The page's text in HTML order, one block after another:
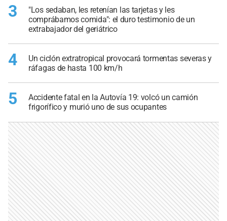
3
"Los sedaban, les retenían las tarjetas y les
comprábamos comida": el duro testimonio de un
extrabajador del geriátrico
4
Un ciclón extratropical provocará tormentas severas y
ráfagas de hasta 100 km/h
5
Accidente fatal en la Autovía 19: volcó un camión
frigorífico y murió uno de sus ocupantes